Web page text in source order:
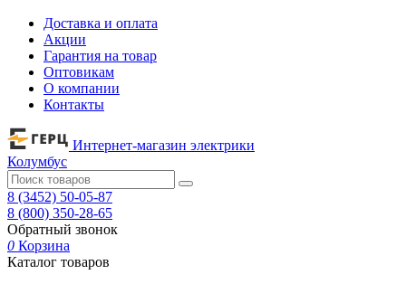
Доставка и оплата
Акции
Гарантия на товар
Оптовикам
О компании
Контакты
Интернет-магазин электрики
Колумбус
8 (3452) 50-05-87
8 (800) 350-28-65
Обратный звонок
0 Корзина
Каталог товаров